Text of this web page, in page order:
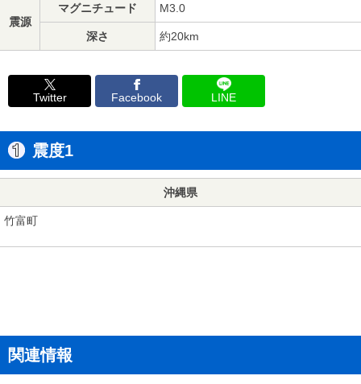
震源
マグニチュード M3.0
深さ 約20km
Twitter Facebook LINE
震度1
沖縄県
竹富町
関連情報